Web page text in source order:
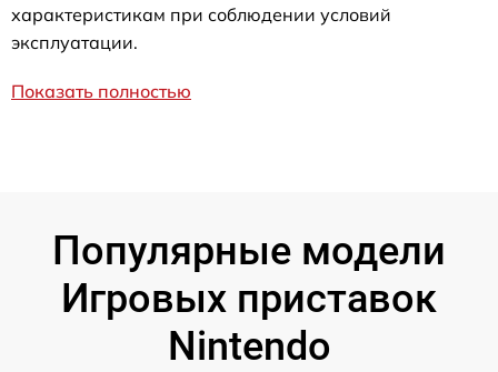
характеристикам при соблюдении условий
эксплуатации.
Показать полностью
Популярные модели
Игровых приставок
Nintendo